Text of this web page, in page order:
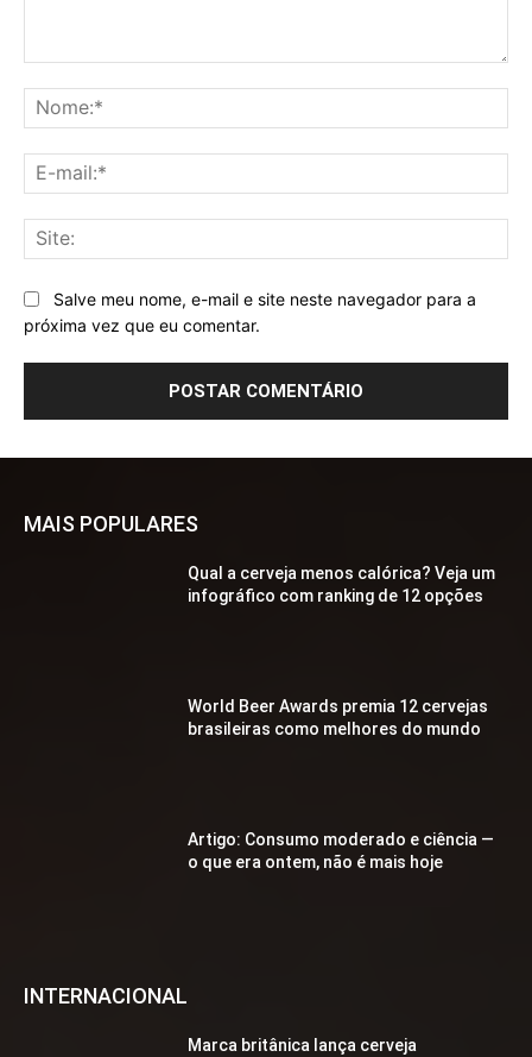
Salve meu nome, e-mail e site neste navegador para a
próxima vez que eu comentar.
MAIS POPULARES
Qual a cerveja menos calórica? Veja um
infográfico com ranking de 12 opções
World Beer Awards premia 12 cervejas
brasileiras como melhores do mundo
Artigo: Consumo moderado e ciência —
o que era ontem, não é mais hoje
INTERNACIONAL
Marca britânica lança cerveja